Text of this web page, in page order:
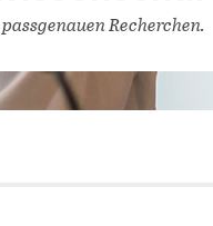
Recherchen.